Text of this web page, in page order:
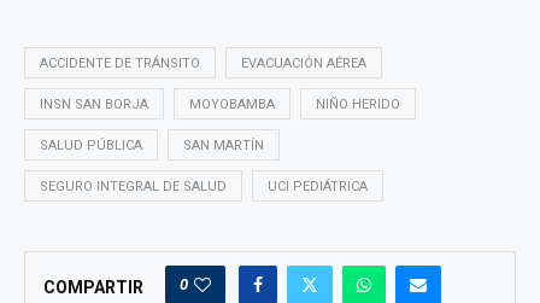
ACCIDENTE DE TRÁNSITO EVACUACIÓN AÉREA
INSN SAN BORJA MOYOBAMBA NIÑO HERIDO
SALUD PÚBLICA SAN MARTÍN
SEGURO INTEGRAL DE SALUD UCI PEDIÁTRICA
COMPARTIR 0